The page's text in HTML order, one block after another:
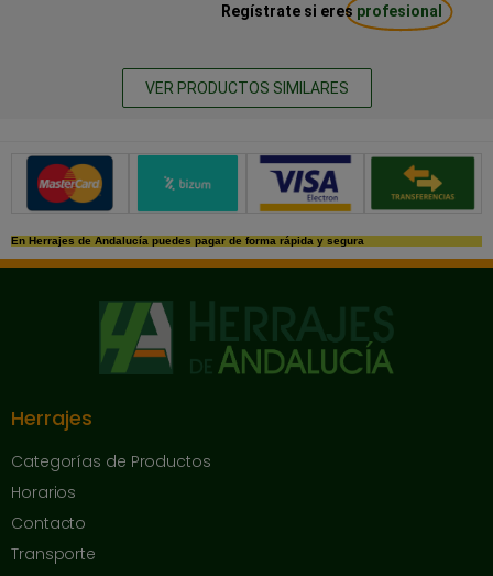
Regístrate si eres profesional
VER PRODUCTOS SIMILARES
Métodos de pago seguros
En Herrajes de Andalucía puedes pagar de forma rápida y segura
Herrajes
Categorías de Productos
Horarios
Contacto
Transporte